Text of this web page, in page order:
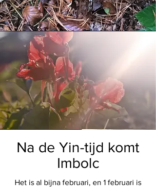
Na de Yin-tijd komt
Imbolc
Het is al bijna februari, en 1 februari is